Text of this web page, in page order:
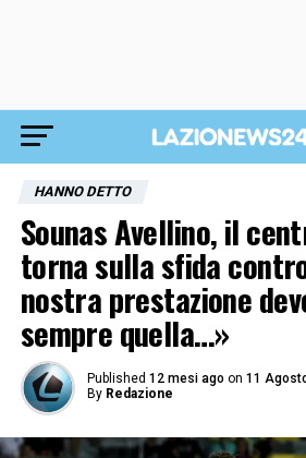
HANNO DETTO
Sounas Avellino, il
torna sulla sfida
nostra prestazione
sempre quella…»
Published 12 mesi ago on 11
By Redazione